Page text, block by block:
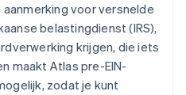
voor versnelde
belastingdienst (IRS),
krijgen, die iets
maakt Atlas pre-EIN-
zodat je kunt